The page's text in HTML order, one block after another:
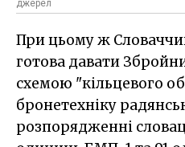
джерел
При цьому ж
готова давати
схемою "кільцевого
бронетехніку
розпорядженні